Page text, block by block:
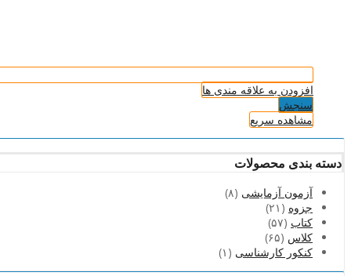
افزودن به علاقه مندی ها
سنجش
مشاهده سریع
دسته بندی محصولات
آزمون آزمایشی (۸)
جزوه (۲۱)
کتاب (۵۷)
کلاس (۶۵)
کنکور کارشناسی (۱)